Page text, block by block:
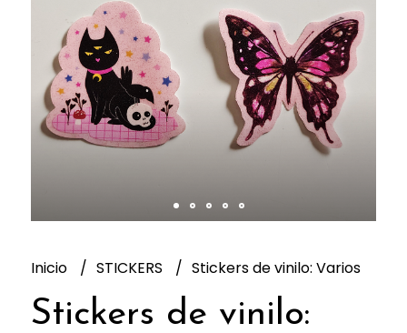
Inicio STICKERS Stickers de vinilo: Varios
Stickers de vinilo: